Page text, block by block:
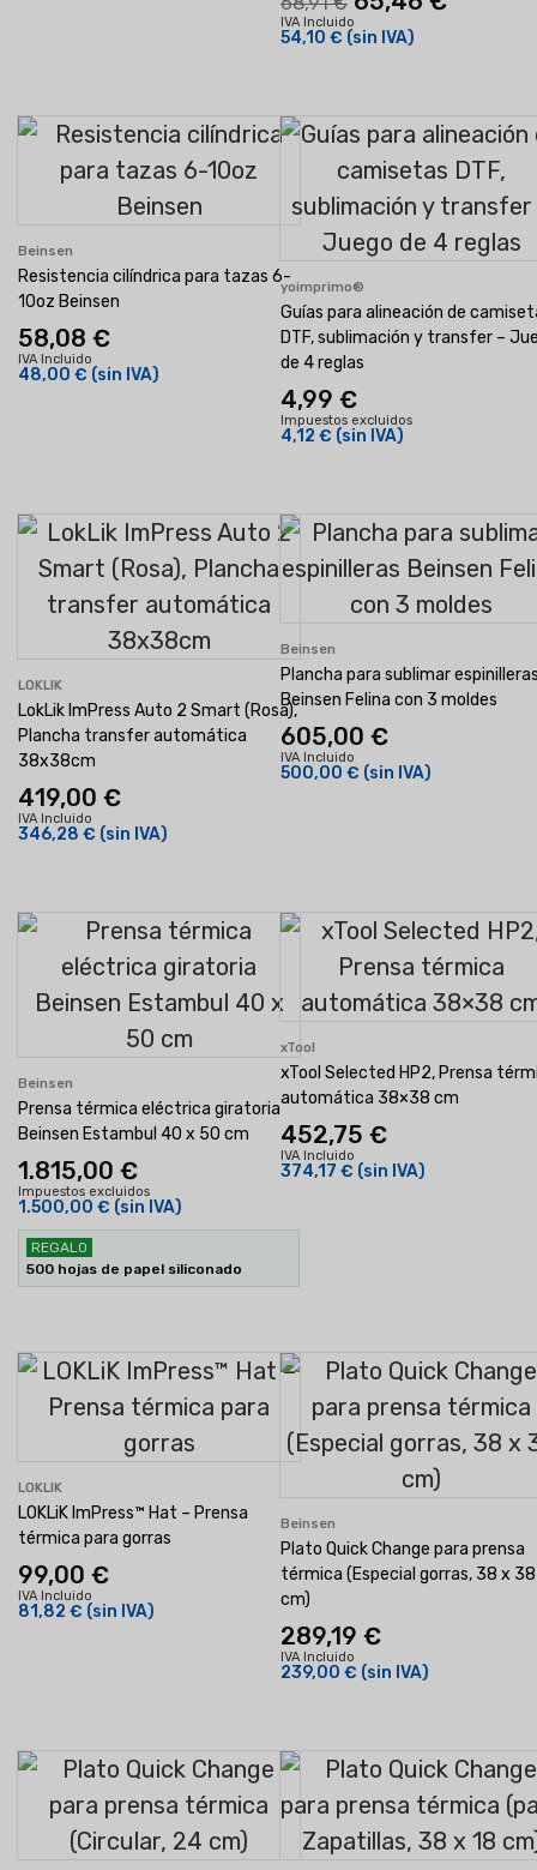
IVA Incluido
54,10 € (sin IVA)
Beinsen
Resistencia cilíndrica para tazas 6-
10oz Beinsen
58,08 €
IVA Incluido
48,00 € (sin IVA)
yoimprimo®
Guías para alineación de
DTF, sublimación y transfer –
de 4 reglas
4,99 €
Impuestos excluidos
4,12 € (sin IVA)
LOKLIK
LokLik ImPress Auto 2 Smart (Rosa),
Plancha transfer automática
38x38cm
419,00 €
IVA Incluido
346,28 € (sin IVA)
Beinsen
Plancha para sublimar
Beinsen Felina con 3 moldes
605,00 €
IVA Incluido
500,00 € (sin IVA)
Beinsen
Prensa térmica eléctrica giratoria
Beinsen Estambul 40 x 50 cm
1.815,00 €
Impuestos excluidos
1.500,00 € (sin IVA)
REGALO
500 hojas de papel siliconado
xTool
xTool Selected HP2, Prensa
automática 38×38 cm
452,75 €
IVA Incluido
374,17 € (sin IVA)
LOKLIK
LOKLiK ImPress™ Hat – Prensa
térmica para gorras
99,00 €
IVA Incluido
81,82 € (sin IVA)
Beinsen
Plato Quick Change para prensa
térmica (Especial gorras, 38 x 38
cm)
289,19 €
IVA Incluido
239,00 € (sin IVA)